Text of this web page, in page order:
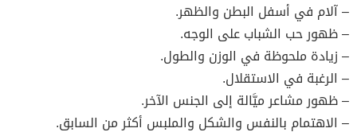
– آلام في أسفل البطن والظهر.
– ظهور حب الشباب على الوجه.
– زيادة ملحوظة في الوزن والطول.
– الرغبة في الاستقلال.
– ظهور مشاعر ميَّالة إلى الجنس الآخر.
– الاهتمام بالنفس والشكل والملبس أكثر من السابق.